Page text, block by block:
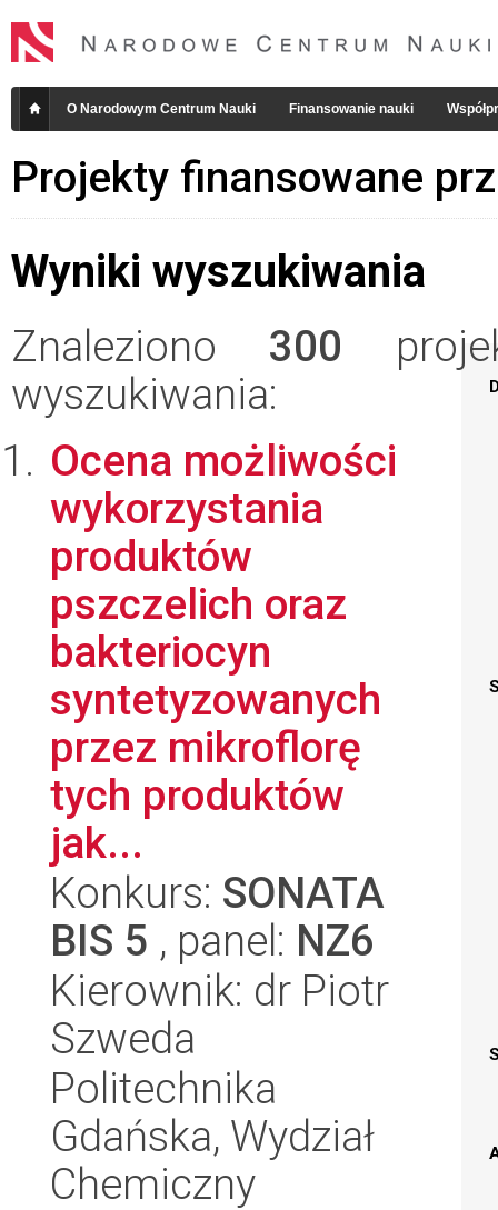
O Narodowym Centrum Nauki Finansowanie nauki
Projekty finansowane
Wyniki wyszukiwania
Znaleziono 300
wyszukiwania:
Ocena możliwości
wykorzystania
produktów
pszczelich oraz
bakteriocyn
syntetyzowanych
przez mikroflorę
tych produktów
jak...
Konkurs: SONATA
BIS 5 , panel: NZ6
Kierownik: dr Piotr
Szweda
Politechnika
Gdańska, Wydział
Chemiczny